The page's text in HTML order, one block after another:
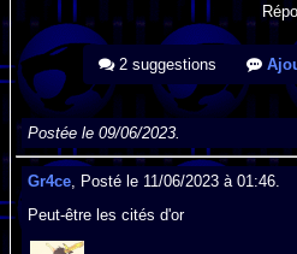
2 suggestions
Postée le 09/06/2023.
Gr4ce , Posté le 11/06/2023 à 01:46.
Peut-être les cités d'or